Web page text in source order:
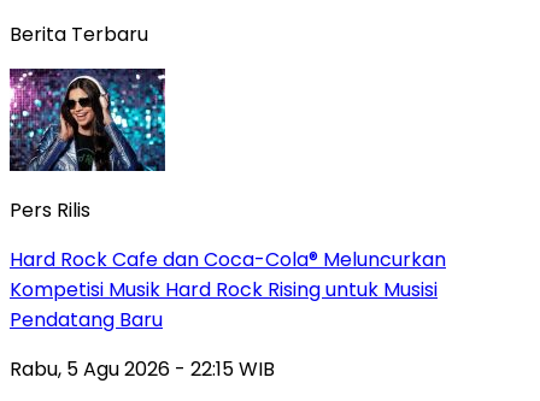
Berita Terbaru
Pers Rilis
Hard Rock Cafe dan Coca-Cola® Meluncurkan
Kompetisi Musik Hard Rock Rising untuk Musisi
Pendatang Baru
Rabu, 5 Agu 2026 - 22:15 WIB